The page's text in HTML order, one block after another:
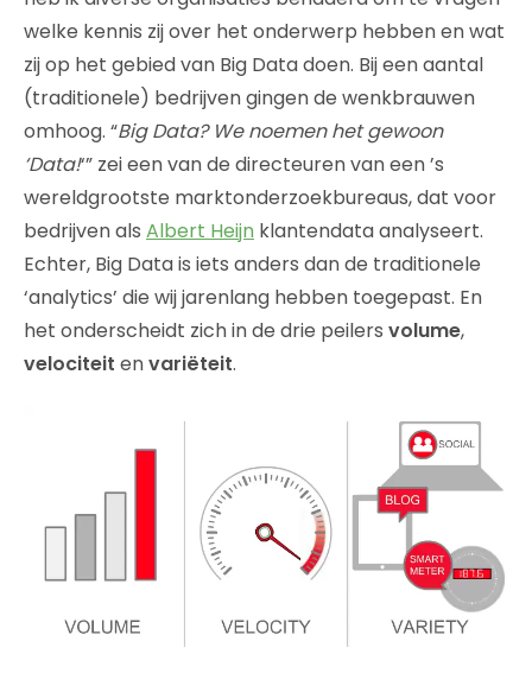
welke kennis zij over het onderwerp hebben en wat
zij op het gebied van Big Data doen. Bij een aantal
(traditionele) bedrijven gingen de wenkbrauwen
omhoog. “Big Data? We noemen het gewoon
‘Data!‘” zei een van de directeuren van een ’s
wereldgrootste marktonderzoekbureaus, dat voor
bedrijven als Albert Heijn klantendata analyseert.
Echter, Big Data is iets anders dan de traditionele
‘analytics’ die wij jarenlang hebben toegepast. En
het onderscheidt zich in de drie peilers volume,
velociteit envariëteit.